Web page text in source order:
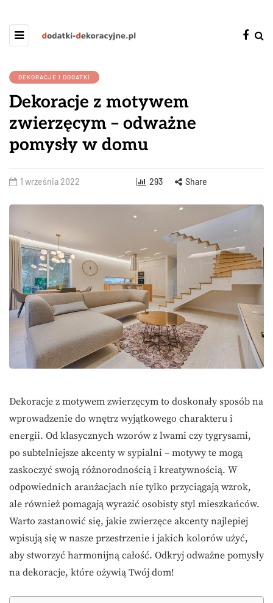
DEKORACJE I DODATKI
Dekoracje z motywem
zwierzęcym – odważne
pomysły w domu
1 września 2022 293 Share
Dekoracje z motywem zwierzęcym to doskonały sposób na
wprowadzenie do wnętrz wyjątkowego charakteru i
energii. Od klasycznych wzorów z lwami czy tygrysami,
po subtelniejsze akcenty w sypialni – motywy te mogą
zaskoczyć swoją różnorodnością i kreatywnością. W
odpowiednich aranżacjach nie tylko przyciągają wzrok,
ale również pomagają wyrazić osobisty styl mieszkańców.
Warto zastanowić się, jakie zwierzęce akcenty najlepiej
wpisują się w nasze przestrzenie i jakich kolorów użyć,
aby stworzyć harmonijną całość. Odkryj odważne pomysły
na dekoracje, które ożywią Twój dom!